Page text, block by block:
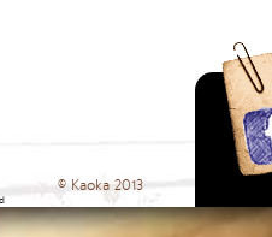
© Kaoka 2013